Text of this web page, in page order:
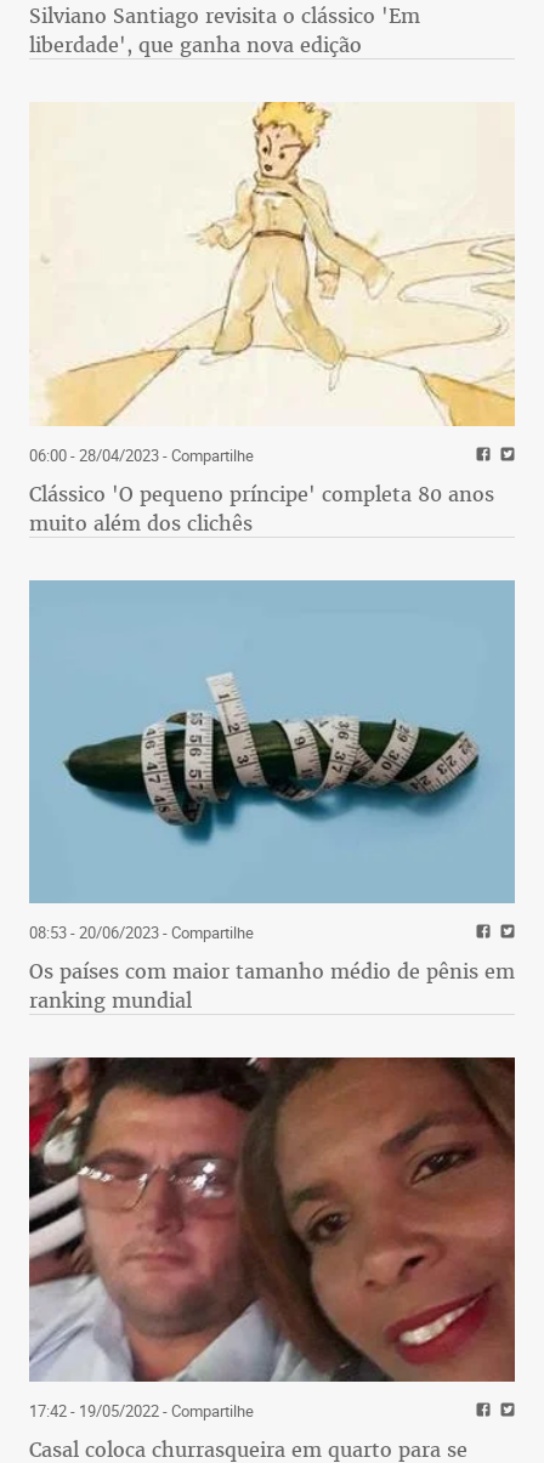
Silviano Santiago revisita o clássico 'Em
liberdade', que ganha nova edição
06:00 - 28/04/2023- Compartilhe
Clássico 'O pequeno príncipe' completa 80 anos
muito além dos clichês
08:53 - 20/06/2023- Compartilhe
Os países com maior tamanho médio de pênis em
ranking mundial
17:42 - 19/05/2022- Compartilhe
Casal coloca churrasqueira em quarto para se